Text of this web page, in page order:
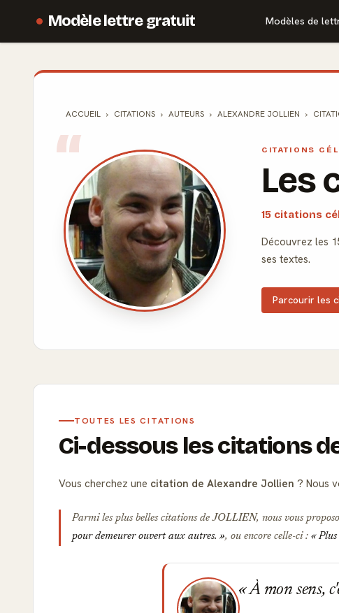
Modèle lettre gratuit Modèles de
ACCUEIL CITATIONS AUTEURS ALEXANDRE JOLLIEN
CITATIONS
Les
15 citations
Découvrez les
ses textes.
Parcourir les
TOUTES LES CITATIONS
Ci-dessous les citations
Vous cherchez une citation de Alexandre Jollien ? Nous
Parmi les plus belles citations deJOLLIEN, nous vous
pour demeurer ouvert aux autres.
, ou encore celle-ci : Plus
À mon sens,